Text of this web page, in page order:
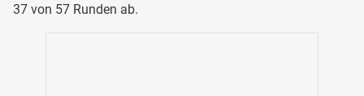
37 von 57 Runden ab.